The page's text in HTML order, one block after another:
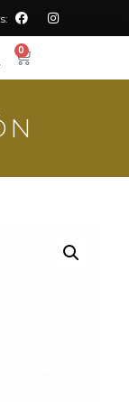
0